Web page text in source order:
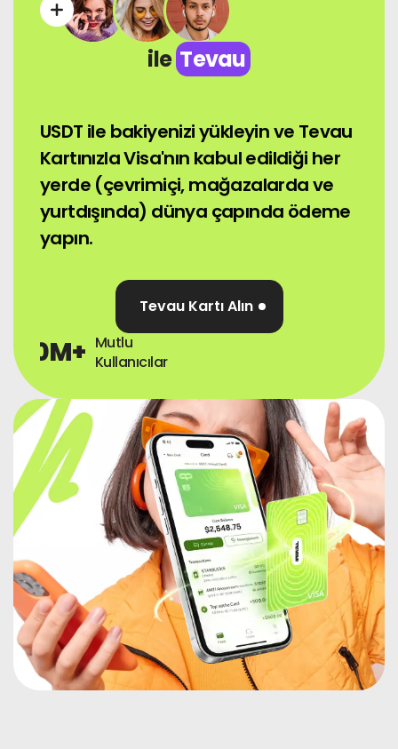
Üye Olmak
Türkçe
ile Tevau
USDT ile bakiyenizi yükleyin ve Tevau
Kartınızla Visa'nın kabul edildiği her
yerde (çevrimiçi, mağazalarda ve
yurtdışında) dünya çapında ödeme
yapın.
Tevau Kartı Alın
0M+ Mutlu
Kullanıcılar